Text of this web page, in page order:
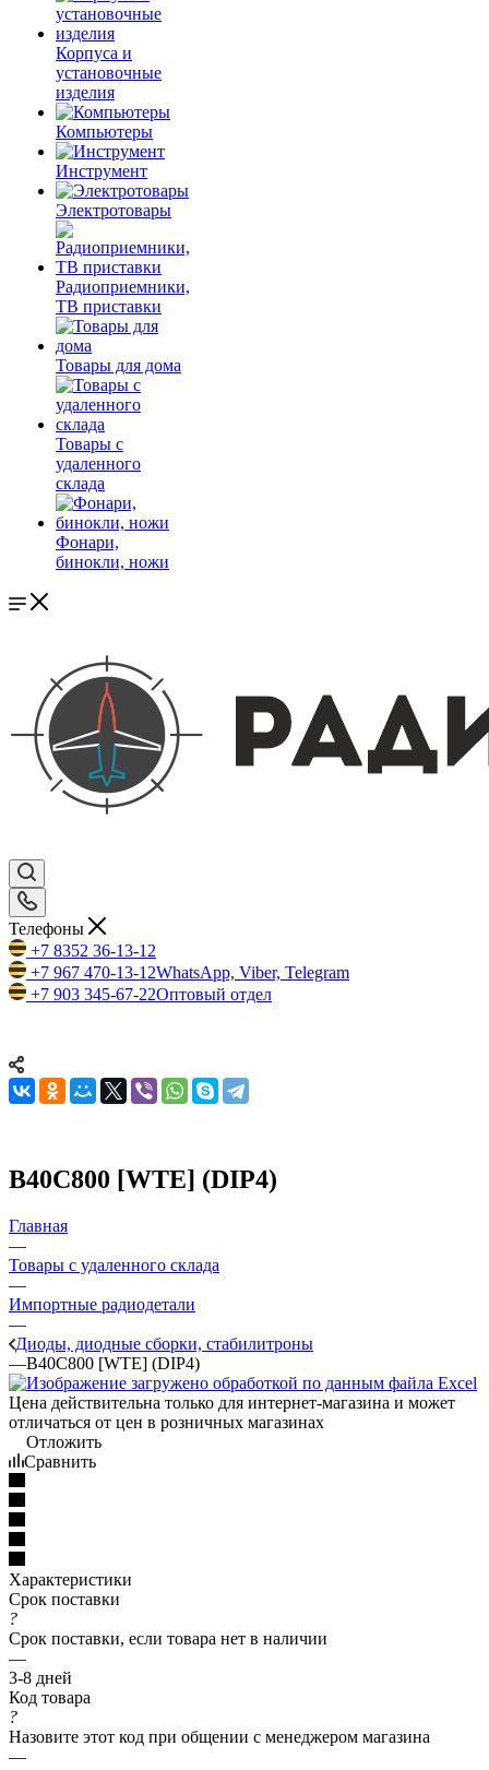
Корпуса и
установочные
изделия
Компьютеры
Инструмент
Электротовары
Радиоприемники,
ТВ приставки
Товары для дома
Товары с
удаленного
склада
Фонари,
бинокли, ножи
Телефоны
+7 8352 36-13-12
+7 967 470-13-12WhatsApp, Viber, Telegram
+7 903 345-67-22Оптовый отдел
B40C800 [WTE] (DIP4)
Главная
—
Товары с удаленного склада
—
Импортные радиодетали
—
Диоды, диодные сборки, стабилитроны
—B40C800 [WTE] (DIP4)
Цена действительна только для интернет-магазина и может
отличаться от цен в розничных магазинах
Отложить
Сравнить
Характеристики
Срок поставки
?
Срок поставки, если товара нет в наличии
—
3-8 дней
Код товара
?
Назовите этот код при общении с менеджером магазина
—